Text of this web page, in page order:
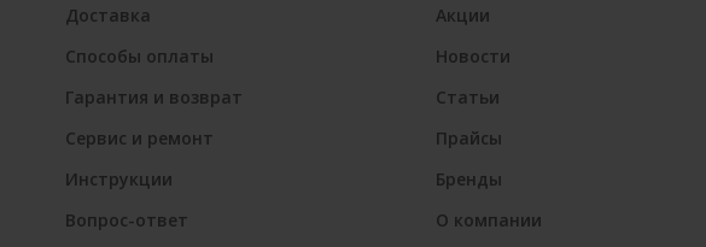
Доставка
Способы оплаты
Гарантия и возврат
Сервис и ремонт
Инструкции
Вопрос-ответ
Акции
Новости
Статьи
Прайсы
Бренды
О компании